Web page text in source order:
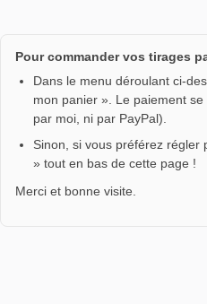
Pour commander vos tirages
Dans le menu déroulant ci-
mon panier ». Le paiement
par moi, ni par PayPal).
Sinon, si vous préférez régler
» tout en bas de cette page !
Merci et bonne visite.